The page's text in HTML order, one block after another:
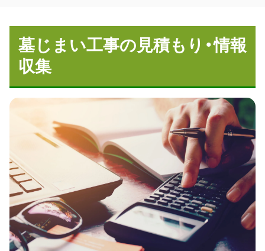
墓じまい工事の見積もり・情報
収集